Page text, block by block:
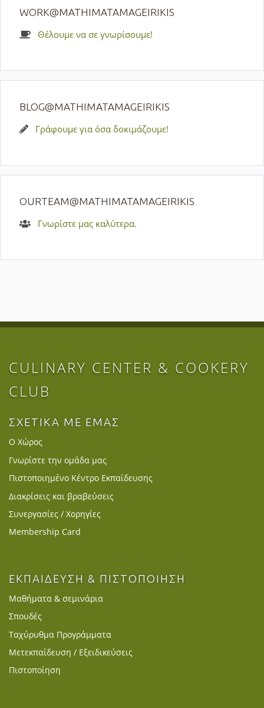
WORK@MATHIMATAMAGEIRIKIS
Θέλουμε να σε γνωρίσουμε!
BLOG@MATHIMATAMAGEIRIKIS
Γράφουμε για όσα δοκιμάζουμε!
OURTEAM@MATHIMATAMAGEIRIKIS
Γνωρίστε μας καλύτερα.
CULINARY CENTER & COOKERY
CLUB
ΣΧΕΤΙΚΑ ΜΕ ΕΜΑΣ
Ο Χώρος
Γνωρίστε την ομάδα μας
Πιστοποιημένο Κέντρο Εκπαίδευσης
Διακρίσεις και βραβεύσεις
Συνεργασίες / Χορηγίες
Membership Card
ΕΚΠΑΙΔΕΥΣΗ & ΠΙΣΤΟΠΟΙΗΣΗ
Μαθήματα & σεμινάρια
Σπουδές
Ταχύρυθμα Προγράμματα
Μετεκπαίδευση / Εξειδικεύσεις
Πιστοποίηση